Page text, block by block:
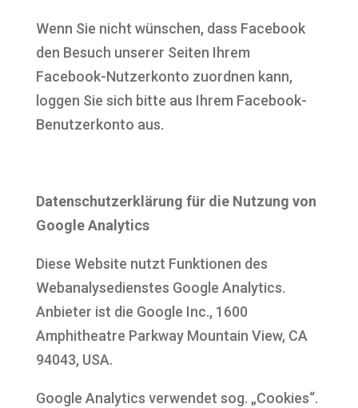
Wenn Sie nicht wünschen, dass Facebook
den Besuch unserer Seiten Ihrem
Facebook-Nutzerkonto zuordnen kann,
loggen Sie sich bitte aus Ihrem Facebook-
Benutzerkonto aus.
Datenschutzerklärung für die Nutzung von
Google Analytics
Diese Website nutzt Funktionen des
Webanalysedienstes Google Analytics.
Anbieter ist die Google Inc., 1600
Amphitheatre Parkway Mountain View, CA
94043, USA.
Google Analytics verwendet sog. „Cookies“.